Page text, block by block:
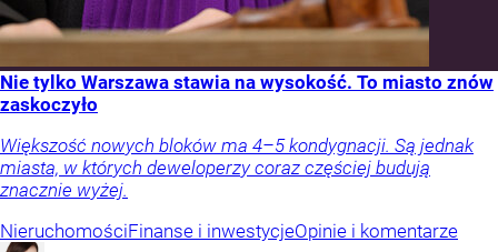
Nie tylko Warszawa stawia na wysokość. To miasto znów
zaskoczyło
Większość nowych bloków ma 4–5 kondygnacji. Są jednak
miasta, w których deweloperzy coraz częściej budują
znacznie wyżej.
NieruchomościFinanse i inwestycjeOpinie i komentarze